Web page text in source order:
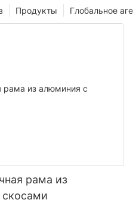
Глобальное
Продукты
рама из